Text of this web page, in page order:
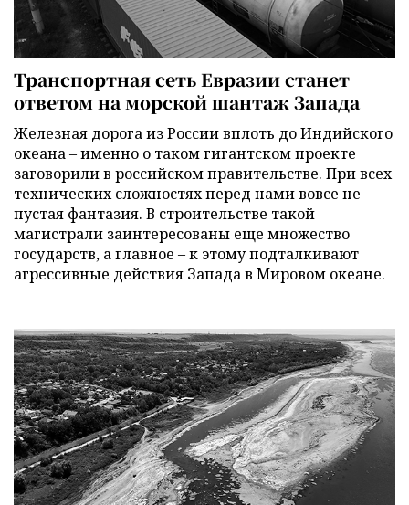
Транспортная сеть Евразии станет
ответом на морской шантаж Запада
Железная дорога из России вплоть до Индийского
океана – именно о таком гигантском проекте
заговорили в российском правительстве. При всех
технических сложностях перед нами вовсе не
пустая фантазия. В строительстве такой
магистрали заинтересованы еще множество
государств, а главное – к этому подталкивают
агрессивные действия Запада в Мировом океане.